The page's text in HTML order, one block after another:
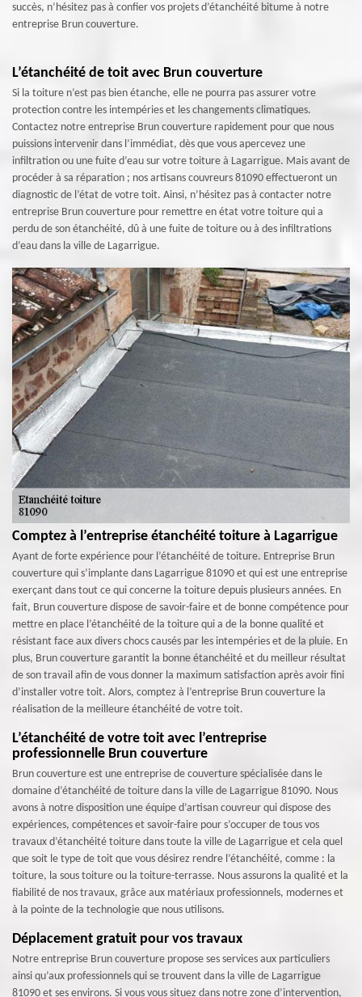
succès, n’hésitez pas à confier vos projets d’étanchéité bitume à notre
entreprise Brun couverture.
L’étanchéité de toit avec Brun couverture
Si la toiture n’est pas bien étanche, elle ne pourra pas assurer votre
protection contre les intempéries et les changements climatiques.
Contactez notre entreprise Brun couverture rapidement pour que nous
puissions intervenir dans l’immédiat, dès que vous apercevez une
infiltration ou une fuite d’eau sur votre toiture à Lagarrigue. Mais avant de
procéder à sa réparation ; nos artisans couvreurs 81090 effectueront un
diagnostic de l’état de votre toit. Ainsi, n’hésitez pas à contacter notre
entreprise Brun couverture pour remettre en état votre toiture qui a
perdu de son étanchéité, dû à une fuite de toiture ou à des infiltrations
d’eau dans la ville de Lagarrigue.
Comptez à l’entreprise étanchéité toiture à Lagarrigue
Ayant de forte expérience pour l’étanchéité de toiture. Entreprise Brun
couverture qui s’implante dans Lagarrigue 81090 et qui est une entreprise
exerçant dans tout ce qui concerne la toiture depuis plusieurs années. En
fait, Brun couverture dispose de savoir-faire et de bonne compétence pour
mettre en place l’étanchéité de la toiture qui a de la bonne qualité et
résistant face aux divers chocs causés par les intempéries et de la pluie. En
plus, Brun couverture garantit la bonne étanchéité et du meilleur résultat
de son travail afin de vous donner la maximum satisfaction après avoir fini
d’installer votre toit. Alors, comptez à l’entreprise Brun couverture la
réalisation de la meilleure étanchéité de votre toit.
L’étanchéité de votre toit avec l’entreprise
professionnelle Brun couverture
Brun couverture est une entreprise de couverture spécialisée dans le
domaine d’étanchéité de toiture dans la ville de Lagarrigue 81090. Nous
avons à notre disposition une équipe d’artisan couvreur qui dispose des
expériences, compétences et savoir-faire pour s’occuper de tous vos
travaux d’étanchéité toiture dans toute la ville de Lagarrigue et cela quel
que soit le type de toit que vous désirez rendre l’étanchéité, comme : la
toiture, la sous toiture ou la toiture-terrasse. Nous assurons la qualité et la
fiabilité de nos travaux, grâce aux matériaux professionnels, modernes et
à la pointe de la technologie que nous utilisons.
Déplacement gratuit pour vos travaux
Notre entreprise Brun couverture propose ses services aux particuliers
ainsi qu’aux professionnels qui se trouvent dans la ville de Lagarrigue
81090 et ses environs. Si vous vous situez dans notre zone d’intervention,